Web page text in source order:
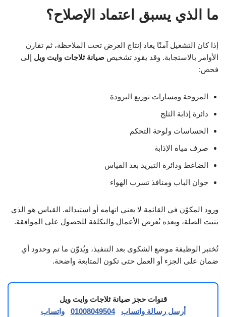
ما الذي يسبق اعتماد الإصلاح؟
إذا كان التشغيل آمنًا يعاد إنتاج العرض تحت الملاحظة، ثم تقارن
الأوامر بالاستجابة. وقد يقود تشخيص صيانة ثلاجات وايت ويل إلى
فحص:
المروحة ومسارات توزيع البرودة
دائرة إذابة الثلج
الحساسات ولوحة التحكم
صرف مياه الإذابة
الضاغط ودائرة التبريد بعد القياس
جوان الباب ومنافذ تسرب الهواء
ورود المكوّن في القائمة لا يعني اتهامه أو استبداله. القياس هو الذي
يثبت الصلة، وبعده تُعرض الأعمال والتكلفة للحصول على الموافقة.
تُختبر الوظيفة موضع الشكوى بعد التنفيذ، ويُدوّن ما تم وحدود أي
ضمان على الجزء أو العمل حتى تكون المتابعة واضحة.
قنوات حجز صيانة ثلاجات وايت ويل
أرسل رسالة واتساب
01008049504 واتساب